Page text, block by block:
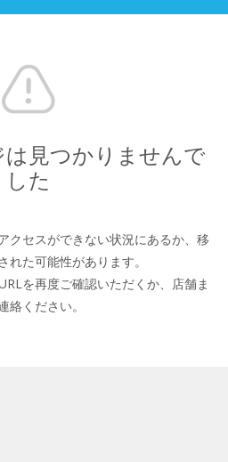
見つかりませんで
した
セスができない状況にあるか、 移
れた可能性があります。
を再度ご確認いただくか、 店舗ま
絡ください。